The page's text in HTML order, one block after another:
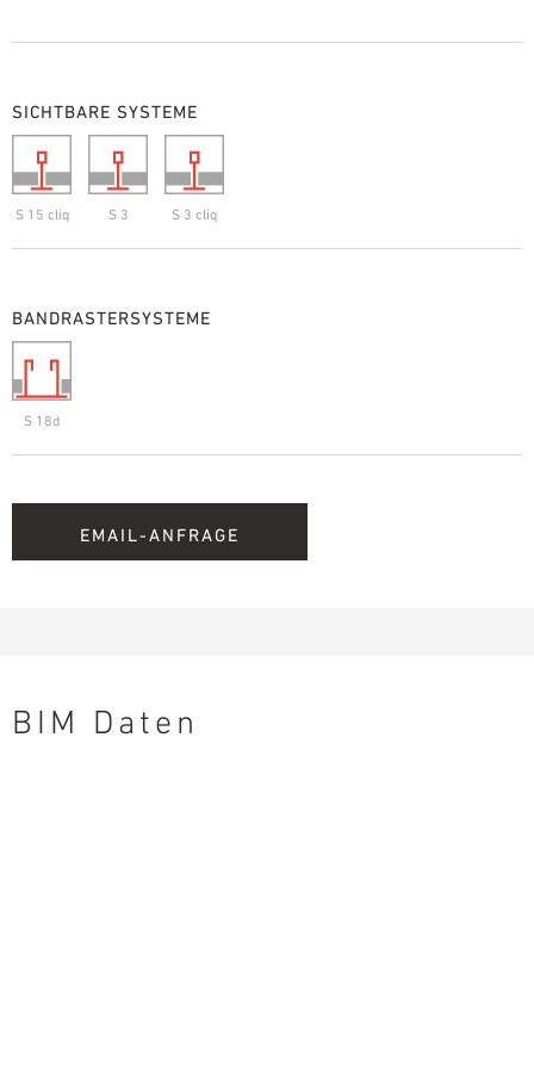
SICHTBARE SYSTEME
S 15 cliq S 3 S 3 cliq
BANDRASTERSYSTEME
S 18d
EMAIL-ANFRAGE
BIM Daten